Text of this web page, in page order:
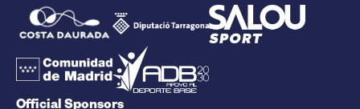
Official Sponsors